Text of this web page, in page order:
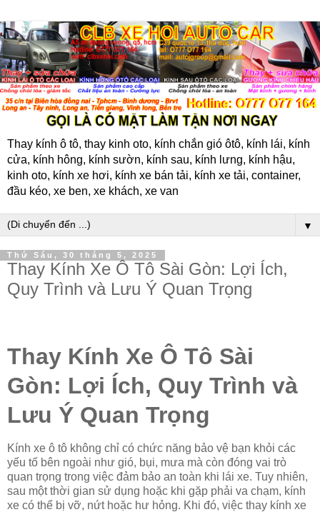
Thay kính ô tô, thay kinh oto, kính chắn gió ôtô, kính lái, kính
cửa, kính hông, kính sườn, kính sau, kính lưng, kính hậu,
kinh oto, kính xe hơi, kính xe bán tải, kính xe tải, container,
đầu kéo, xe ben, xe khách, xe van
▼
Thứ Sáu, 30 tháng 5, 2025
Thay Kính Xe Ô Tô Sài Gòn: Lợi Ích,
Quy Trình và Lưu Ý Quan Trọng
Thay Kính Xe Ô Tô Sài
Gòn: Lợi Ích, Quy Trình và
Lưu Ý Quan Trọng
Kính xe ô tô không chỉ có chức năng bảo vệ bạn khỏi các
yếu tố bên ngoài như gió, bụi, mưa mà còn đóng vai trò
quan trọng trong việc đảm bảo an toàn khi lái xe. Tuy nhiên,
sau một thời gian sử dụng hoặc khi gặp phải va chạm, kính
xe có thể bị vỡ, nứt hoặc hư hỏng. Khi đó, việc thay kính xe